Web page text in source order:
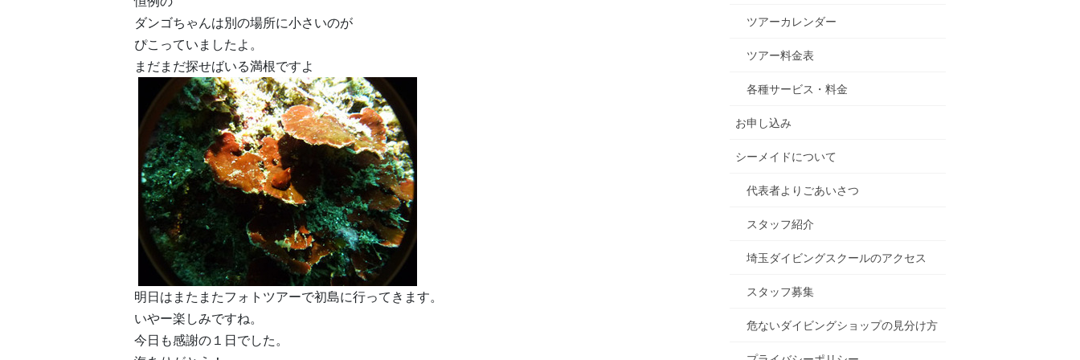
ダンゴちゃんは別の場所に小さいのが
ぴこっていましたよ。
まだまだ探せばいる満根ですよ
明日はまたまたフォトツアーで初島に行ってきます。
いやー楽しみですね。
今日も感謝の１日でした。
ツアーカレンダー
ツアー料金表
各種サービス・料金
お申し込み
シーメイドについて
代表者よりごあいさつ
スタッフ紹介
埼玉ダイビングスクールのアクセス
スタッフ募集
危ないダイビングショップの見分け方